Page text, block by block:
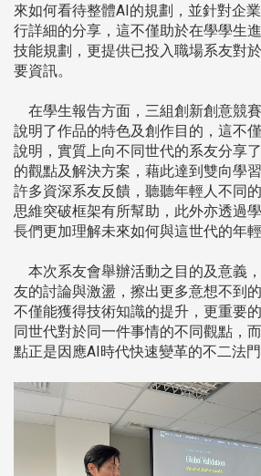
來如何看待整體AI的規劃，並針對企
行詳細的分享，這不僅助於在學學生
技能規劃，更提供已投入職場系友對
要資訊。
在學生報告方面，三組創新創意競
說明了作品的特色及創作目的，這不
說明，實質上向不同世代的系友分享
的觀點及解決方案，藉此達到雙向學
許多資深系友反饋，聽聽年輕人不同
思維突破框架有所幫助，此外亦透過
長們更加理解未來如何與這世代的年輕
本次系友會舉辦活動之目的及意義
友的討論與激盪，擦出更多意想不到
不僅能獲得技術知識的提升，更重要
同世代對於同一件事情的不同觀點，
點正是因應AI時代快速變革的不二法門